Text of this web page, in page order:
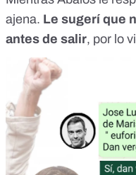
ajena. Le sugerí que
antes de salir, por lo